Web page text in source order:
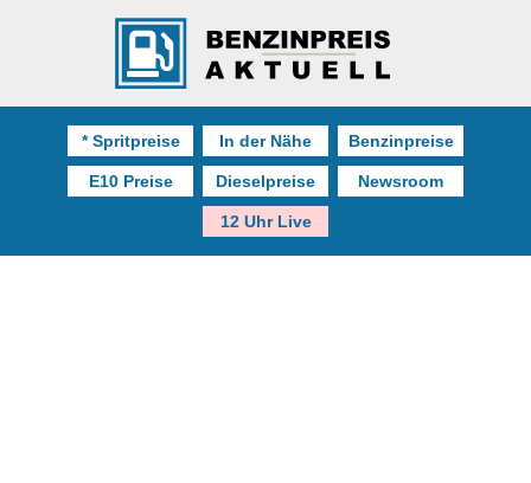
* Spritpreise In der Nähe Benzinpreise
E10 Preise Dieselpreise Newsroom
12 Uhr Live